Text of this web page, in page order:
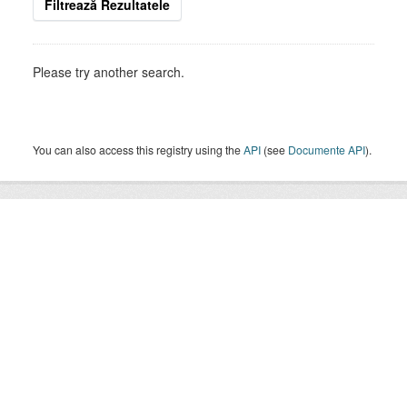
Filtrează Rezultatele
Please try another search.
You can also access this registry using theAPI (see Documente API).